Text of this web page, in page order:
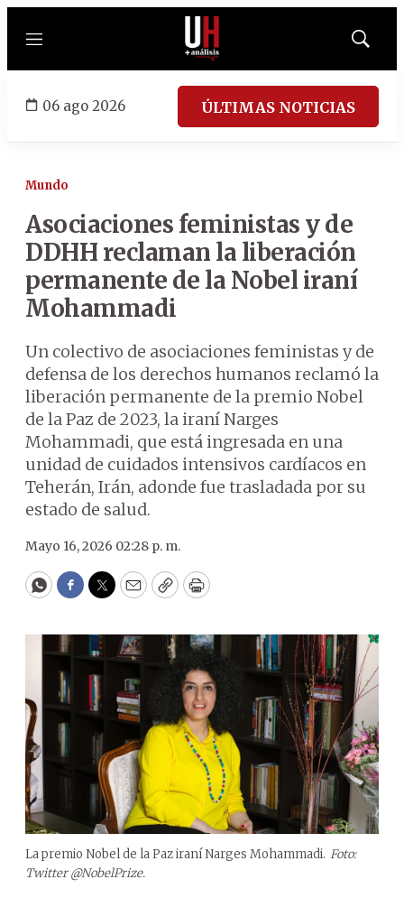
Menú
Mostrar
06 ago 2026 ÚLTIMAS NOTICIAS
Mundo
Asociaciones feministas y de
DDHH reclaman la liberación
permanente de la Nobel iraní
Mohammadi
Un colectivo de asociaciones feministas y de
defensa de los derechos humanos reclamó la
liberación permanente de la premio Nobel
de la Paz de 2023, la iraní Narges
Mohammadi, que está ingresada en una
unidad de cuidados intensivos cardíacos en
Teherán, Irán, adonde fue trasladada por su
estado de salud.
Mayo 16, 2026 02:28 p. m.
WhatsApp
Facebook
Twitter
EmailCopyPrint
La premio Nobel de la Paz iraní Narges Mohammadi. Foto:
Twitter @NobelPrize.